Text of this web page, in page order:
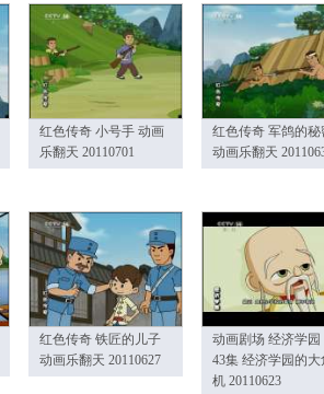
红色传奇 小号手 动画
乐翻天 20110701
红色传奇 军鸽的秘
动画乐翻天
红色传奇 铁匠的儿子
动画乐翻天 20110627
动画剧场 经济学园
43集 经济学园的大
机 20110623